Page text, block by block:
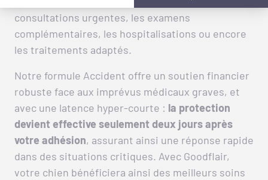
consultations urgentes, les examens
complémentaires, les hospitalisations ou encore
les traitements adaptés.
Notre formule Accident offre un soutien financier
robuste face aux imprévus médicaux graves, et
avec une latence hyper-courte : la protection
devient effective seulement deux jours après
votre adhésion, assurant ainsi une réponse rapide
dans des situations critiques. Avec Goodflair,
votre chien bénéficiera ainsi des meilleurs soins